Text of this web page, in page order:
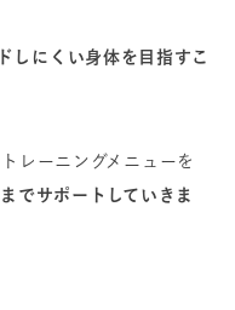
しにくい身体を目指すこ
レーニングメニューを
でサポートしていきま